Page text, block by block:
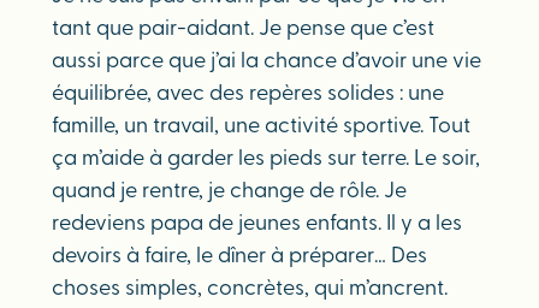
tant que pair-aidant. Je pense que c’est
aussi parce que j’ai la chance d’avoir une vie
équilibrée, avec des repères solides : une
famille, un travail, une activité sportive. Tout
ça m’aide à garder les pieds sur terre. Le soir,
quand je rentre, je change de rôle. Je
redeviens papa de jeunes enfants. Il y a les
devoirs à faire, le dîner à préparer… Des
choses simples, concrètes, qui m’ancrent.